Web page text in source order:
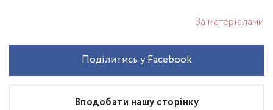
За матеріалами
Вподобати нашу сторінку
Поділитись у Facebook